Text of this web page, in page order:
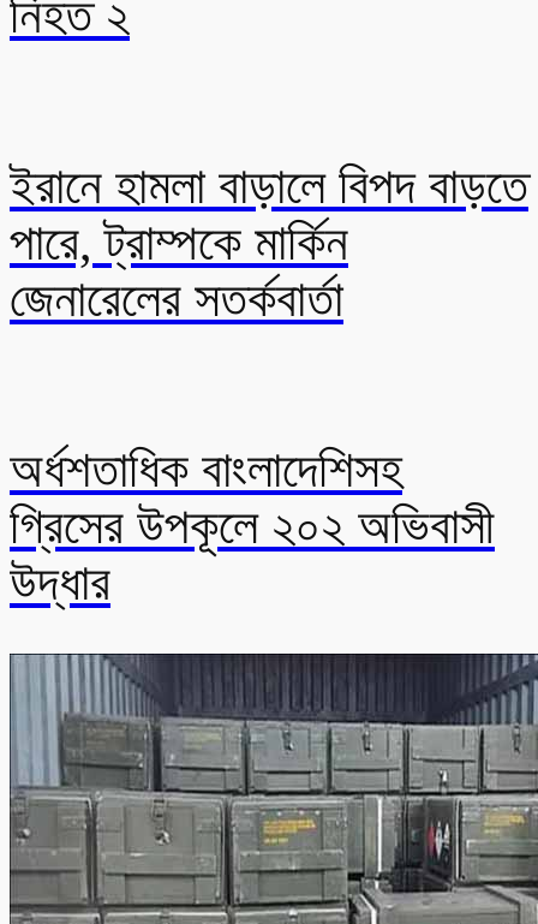
নিহত ২
ইরানে হামলা বাড়ালে বিপদ বাড়তে
পারে, ট্রাম্পকে মার্কিন
জেনারেলের সতর্কবার্তা
অর্ধশতাধিক বাংলাদেশিসহ
গ্রিসের উপকূলে ২০২ অভিবাসী
উদ্ধার